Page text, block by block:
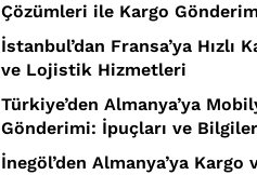
Çözümleri ile Kargo
İstanbul’dan Fransa’ya Hızlı
ve Lojistik Hizmetleri
Türkiye’den Almanya’ya
Gönderimi: İpuçları ve Bilgiler
İnegöl’den Almanya’ya Kargo